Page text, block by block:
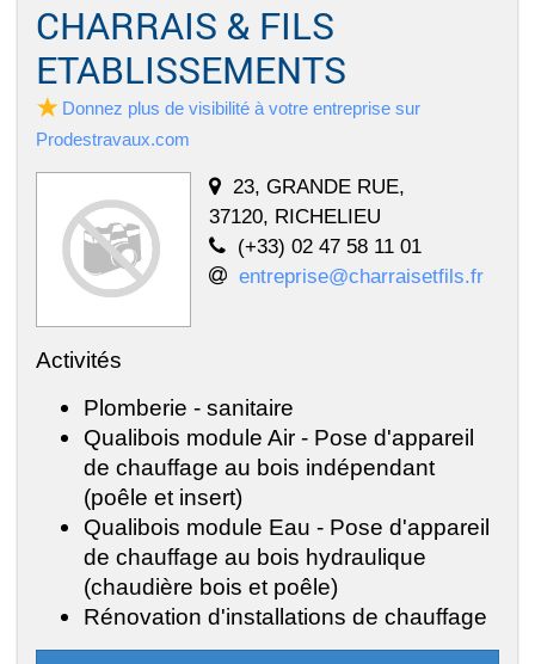
CHARRAIS & FILS
ETABLISSEMENTS
Donnez plus de visibilité à votre entreprise sur
Prodestravaux.com
23, GRANDE RUE,
37120, RICHELIEU
(+33) 02 47 58 11 01
entreprise@charraisetfils.fr
Activités
Plomberie - sanitaire
Qualibois module Air - Pose d'appareil
de chauffage au bois indépendant
(poêle et insert)
Qualibois module Eau - Pose d'appareil
de chauffage au bois hydraulique
(chaudière bois et poêle)
Rénovation d'installations de chauffage